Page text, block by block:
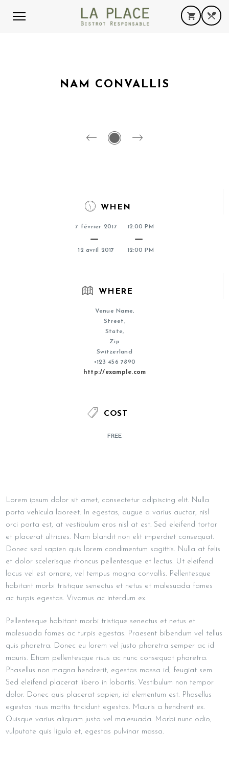
NAM CONVALLIS
WHEN
7 février 2017
12 avril 2017
12:00 PM
12:00 PM
WHERE
Venue Name,
Street,
State,
Zip
Switzerland
+123 456 7890
http://example.com
COST
FREE
Lorem ipsum dolor sit amet, consectetur adipiscing elit. Nulla
porta vehicula laoreet. In egestas, augue a varius auctor, nisl
orci porta est, at vestibulum eros nisl at est. Sed eleifend tortor
et placerat ultricies. Nam blandit non elit imperdiet consequat.
Donec sed sapien quis lorem condimentum sagittis. Nulla at felis
et dolor scelerisque rhoncus pellentesque et lectus. Ut eleifend
lacus vel est ornare, vel tempus magna convallis. Pellentesque
habitant morbi tristique senectus et netus et malesuada fames
ac turpis egestas. Vivamus ac interdum ex.
Pellentesque habitant morbi tristique senectus et netus et
malesuada fames ac turpis egestas. Praesent bibendum vel tellus
quis pharetra. Donec eu lorem vel justo pharetra semper ac id
mauris. Etiam pellentesque risus ac nunc consequat pharetra.
Phasellus non magna hendrerit, egestas massa id, feugiat sem.
Sed eleifend placerat libero in lobortis. Vestibulum non tempor
dolor. Donec quis placerat sapien, id elementum est. Phasellus
egestas risus mattis tincidunt egestas. Mauris a hendrerit ex.
Quisque varius aliquam justo vel malesuada. Morbi nunc odio,
vulputate quis ligula et, egestas pulvinar massa.